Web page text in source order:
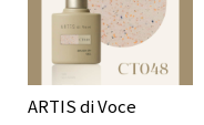
ARTIS di Voce